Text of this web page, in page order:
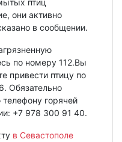
птиц
они активно
в сообщении.
по номеру 112.Вы
привести птицу по
Обязательно
телефону горячей
+7 978 300 91 40.
в Севастополе